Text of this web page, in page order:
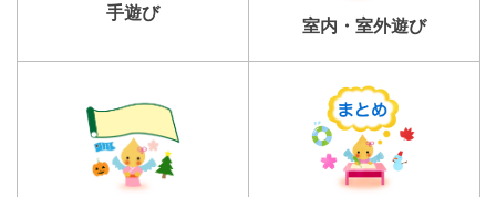
手遊び
室内・室外遊び